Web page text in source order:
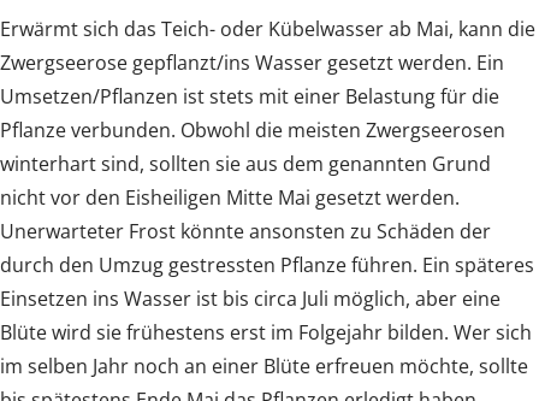
Erwärmt sich das Teich- oder Kübelwasser ab Mai, kann die
Zwergseerose gepflanzt/ins Wasser gesetzt werden. Ein
Umsetzen/Pflanzen ist stets mit einer Belastung für die
Pflanze verbunden. Obwohl die meisten Zwergseerosen
winterhart sind, sollten sie aus dem genannten Grund
nicht vor den Eisheiligen Mitte Mai gesetzt werden.
Unerwarteter Frost könnte ansonsten zu Schäden der
durch den Umzug gestressten Pflanze führen. Ein späteres
Einsetzen ins Wasser ist bis circa Juli möglich, aber eine
Blüte wird sie frühestens erst im Folgejahr bilden. Wer sich
im selben Jahr noch an einer Blüte erfreuen möchte, sollte